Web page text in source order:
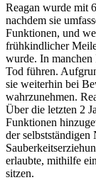
Reagan wurde mit
nachdem sie
Funktionen, und
frühkindlicher
wurde. In manchen
Tod führen.
sie weiterhin bei
wahrzunehmen.
Über die letzten 2
Funktionen
der
erlaubte, mithilfe
sitzen.